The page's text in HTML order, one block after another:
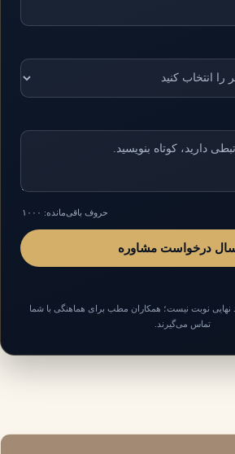
حروف باقی‌مانده: ۱۰۰۰
درخواست مشاوره
نهایی نوبت نیست؛ همکاران مطب برای هماهنگی با شما
تماس می‌گیرند.